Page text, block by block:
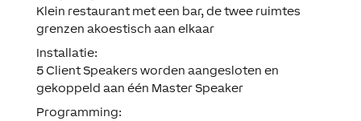
Klein restaurant met een bar, de twee ruimtes
grenzen akoestisch aan elkaar
Installatie:
5 Client Speakers worden aangesloten en
gekoppeld aan één Master Speaker
Programming: